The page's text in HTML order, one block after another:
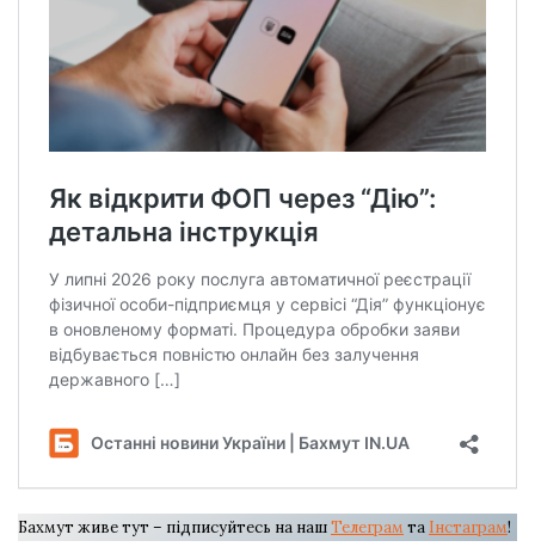
Бахмут живе тут – підписуйтесь на нашТелеграм та Інстаграм!